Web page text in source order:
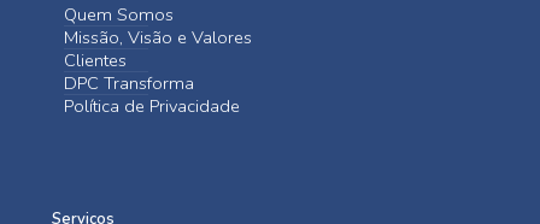
Quem Somos
Missão, Visão e Valores
Clientes
DPC Transforma
Política de Privacidade
Serviços